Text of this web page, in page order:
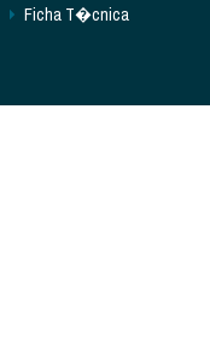
Ficha T�cnica